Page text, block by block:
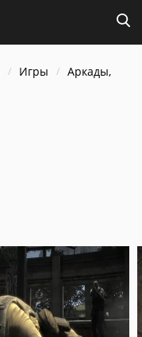
Игры
Аркады,